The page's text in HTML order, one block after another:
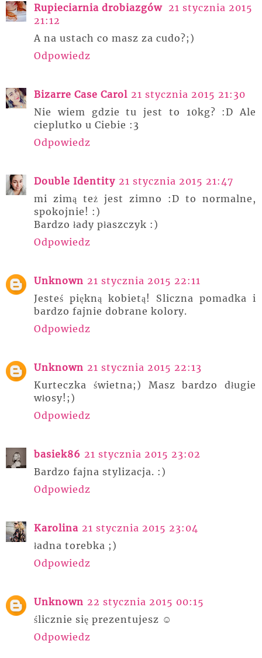
Rupieciarnia drobiazgów 21 stycznia 2015
21:12
A na ustach co masz za cudo?;)
Odpowiedz
Bizarre Case Carol 21 stycznia 2015 21:30
Nie wiem gdzie tu jest to 10kg? :D Ale
cieplutko u Ciebie :3
Odpowiedz
Double Identity 21 stycznia 2015 21:47
mi zimą też jest zimno :D to normalne,
spokojnie! :)
Bardzo łady płaszczyk :)
Odpowiedz
Unknown 21 stycznia 2015 22:11
Jesteś piękną kobietą! Sliczna pomadka i
bardzo fajnie dobrane kolory.
Odpowiedz
Unknown 21 stycznia 2015 22:13
Kurteczka świetna;) Masz bardzo długie
włosy!;)
Odpowiedz
basiek86 21 stycznia 2015 23:02
Bardzo fajna stylizacja. :)
Odpowiedz
Karolina 21 stycznia 2015 23:04
ładna torebka ;)
Odpowiedz
Unknown 22 stycznia 2015 00:15
ślicznie się prezentujesz ☺
Odpowiedz